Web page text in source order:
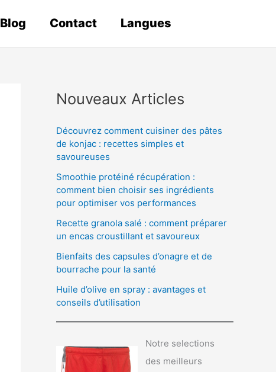
Blog Contact Langues
Nouveaux Articles
Découvrez comment cuisiner des pâtes
de konjac : recettes simples et
savoureuses
Smoothie protéiné récupération :
comment bien choisir ses ingrédients
pour optimiser vos performances
Recette granola salé : comment préparer
un encas croustillant et savoureux
Bienfaits des capsules d’onagre et de
bourrache pour la santé
Huile d’olive en spray : avantages et
conseils d’utilisation
Notre selections
des meilleurs